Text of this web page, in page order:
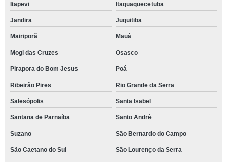
Itapevi Itaquaquecetuba
Jandira Juquitiba
Mairiporã Mauá
Mogi das Cruzes Osasco
Pirapora do Bom Jesus Poá
Ribeirão Pires Rio Grande da Serra
Salesópolis Santa Isabel
Santana de Parnaíba Santo André
Suzano São Bernardo do Campo
São Caetano do Sul São Lourenço da Serra